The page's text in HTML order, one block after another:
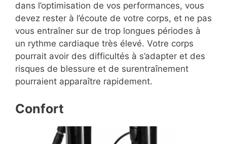
dans l’optimisation de vos performances, vous
devez rester à l’écoute de votre corps, et ne pas
vous entraîner sur de trop longues périodes à
un rythme cardiaque très élevé. Votre corps
pourrait avoir des difficultés à s’adapter et des
risques de blessure et de surentraînement
pourraient apparaître rapidement.
Confort